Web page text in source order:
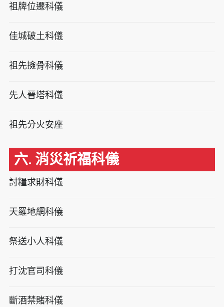
祖牌位遷科儀
佳城破土科儀
祖先撿骨科儀
先人晉塔科儀
祖先分火安座
六. 消災祈福科儀
討糧求財科儀
天羅地網科儀
祭送小人科儀
打沈官司科儀
斷酒禁賭科儀